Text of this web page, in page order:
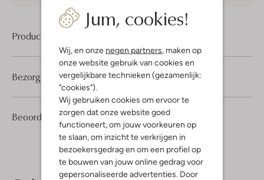
Jum, cookies!
Wij, en onze negen partners , maken op
onze website gebruik van cookies en
vergelijkbare technieken (gezamenlijk:
"cookies").
Wij gebruiken cookies om ervoor te
zorgen dat onze website goed
functioneert, om jouw voorkeuren op
te slaan, om inzicht te verkrijgen in
bezoekersgedrag en om een profiel op
te bouwen van jouw online gedrag voor
gepersonaliseerde advertenties. Door
Product informatie
Beoordelingen (4) 4
4
4
Sterren
Bezorgen & retourneren